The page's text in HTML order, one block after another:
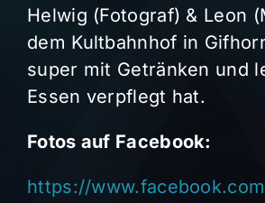
Helwig (Fotograf) & Leon
dem Kultbahnhof in
super mit Getränken und
Essen verpflegt hat.
Fotos auf Facebook:
https://